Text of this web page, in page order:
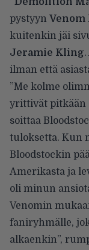
pystyyn Venom
kuitenkin jäi
Jeramie Kling
ilman että
”Me kolme
yrittivät pitkään
soittaa
tuloksetta. Kun
Bloodstockin
Amerikasta ja
oli minun
Venomin
faniryhmälle,
alkaenkin”,